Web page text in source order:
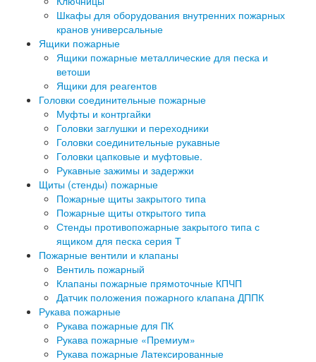
Шкафы для оборудования внутренних пожарных
кранов универсальные
Ящики пожарные
Ящики пожарные металлические для песка и
ветоши
Ящики для реагентов
Головки соединительные пожарные
Муфты и контргайки
Головки заглушки и переходники
Головки соединительные рукавные
Головки цапковые и муфтовые.
Рукавные зажимы и задержки
Щиты (стенды) пожарные
Пожарные щиты закрытого типа
Пожарные щиты открытого типа
Стенды противопожарные закрытого типа с
ящиком для песка серия Т
Пожарные вентили и клапаны
Вентиль пожарный
Клапаны пожарные прямоточные КПЧП
Датчик положения пожарного клапана ДППК
Рукава пожарные
Рукава пожарные для ПК
Рукава пожарные «Премиум»
Рукава пожарные Латексированные